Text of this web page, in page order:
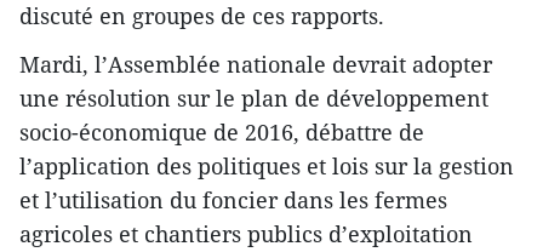
discuté en groupes de ces rapports.
Mardi, l’Assemblée nationale devrait adopter
une résolution sur le plan de développement
socio-économique de 2016, débattre de
l’application des politiques et lois sur la gestion
et l’utilisation du foncier dans les fermes
agricoles et chantiers publics d’exploitation